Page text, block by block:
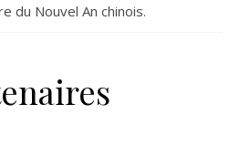
du Nouvel An chinois.